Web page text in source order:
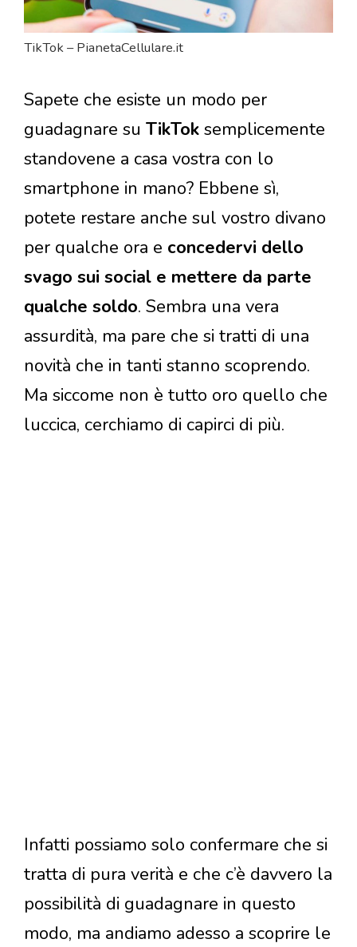
TikTok – PianetaCellulare.it
Sapete che esiste un modo per
guadagnare su TikTok semplicemente
standovene a casa vostra con lo
smartphone in mano? Ebbene sì,
potete restare anche sul vostro divano
per qualche ora e concedervi dello
svago sui social e mettere da parte
qualche soldo. Sembra una vera
assurdità, ma pare che si tratti di una
novità che in tanti stanno scoprendo.
Ma siccome non è tutto oro quello che
luccica, cerchiamo di capirci di più.
Infatti possiamo solo confermare che si
tratta di pura verità e che c’è davvero la
possibilità di guadagnare in questo
modo, ma andiamo adesso a scoprire le